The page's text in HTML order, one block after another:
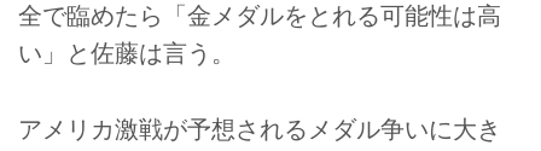
全で臨めたら「金メダルをとれる可能性は高
い」と佐藤は言う。
アメリカ激戦が予想されるメダル争いに大き